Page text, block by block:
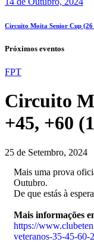
Circuito Moita Senior Cup
Próximos eventos
FPT
Circuito
+45, +60
25 de Setembro, 2024
Mais uma prova
Outubro.
De que estás à
Mais informações
https://
veteranos-35-45-60-